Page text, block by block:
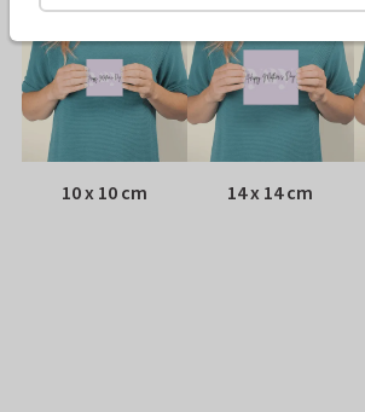
10 x 10 cm 14 x 14 cm